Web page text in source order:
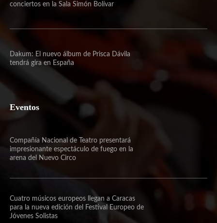
conciertos en la Sala Simón Bolívar
Dakum: El nuevo álbum de Prisca Dávila
tendrá gira en España
Eventos
Compañía Nacional de Teatro presentará
impresionante espectáculo de fuego en la
arena del Nuevo Circo
Cuatro músicos europeos llegan a Caracas
para la nueva edición del Festival Europeo de
Jóvenes Solistas